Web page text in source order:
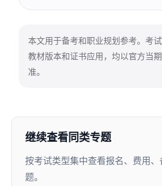
本文用于备考和职业规划参考。考
教材版本和证书应用，均以官方当
准。
继续查看同类专题
按考试类型集中查看报名、费用
题。